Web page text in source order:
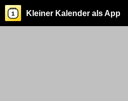
Kleiner Kalender als App